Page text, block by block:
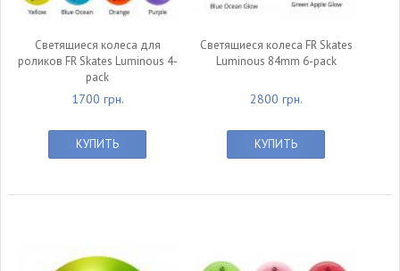
Светящиеся колеса для
роликов FR Skates Luminous 4-
pack
1700 грн.
КУПИТЬ
Светящиеся колеса FR Skates
Luminous 84mm 6-pack
2800 грн.
КУПИТЬ